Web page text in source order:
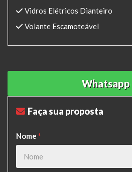
Vidros Elétricos Dianteiro
Volante Escamoteável
Whatsapp
Faça sua proposta
Nome *